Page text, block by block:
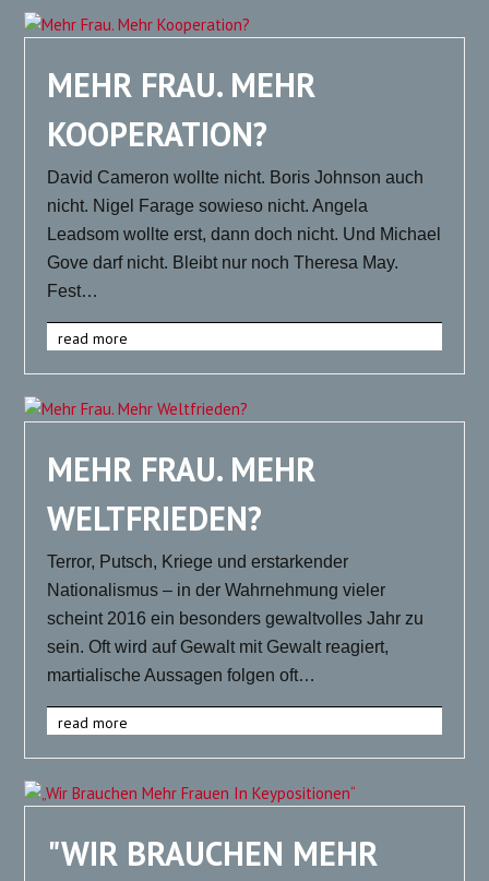
MEHR FRAU. MEHR
KOOPERATION?
David Cameron wollte nicht. Boris Johnson auch
nicht. Nigel Farage sowieso nicht. Angela
Leadsom wollte erst, dann doch nicht. Und Michael
Gove darf nicht. Bleibt nur noch Theresa May.
Fest…
read more
MEHR FRAU. MEHR
WELTFRIEDEN?
Terror, Putsch, Kriege und erstarkender
Nationalismus – in der Wahrnehmung vieler
scheint 2016 ein besonders gewaltvolles Jahr zu
sein. Oft wird auf Gewalt mit Gewalt reagiert,
martialische Aussagen folgen oft…
read more
"WIR BRAUCHEN MEHR